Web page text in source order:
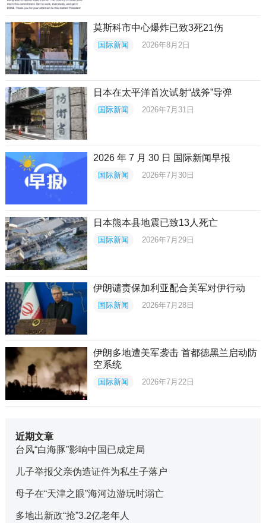
莫斯科市中心爆炸已致3死21伤
国际新闻 2026年8月2日
日本在太平洋首次试射“战斧”导弹
国际新闻 2026年7月31日
2026 年 7 月 30 日 国际新闻早报
国际新闻 2026年7月30日
日本熊本县地震已致13人死亡
国际新闻 2026年7月29日
伊朗谴责保加利亚配合美军对伊行动
国际新闻 2026年7月28日
伊朗多地遭美军袭击 首都德黑兰启动防
空系统
国际新闻 2026年7月22日
近期文章
台风“白海豚”影响中国已成定局
儿子举报父亲伪造证件为私生子落户
母子在“天津之眼”海河边游玩时溺亡
多地出新政“抢”3.2亿老年人